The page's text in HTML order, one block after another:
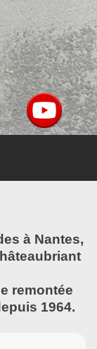
à Nantes,
remontée
1964.